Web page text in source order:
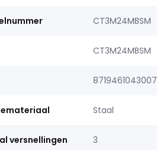
CT3M24MBSM
CT3M24MBSM
8719461043007
Staal
versnellingen 3